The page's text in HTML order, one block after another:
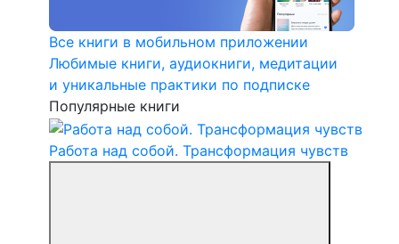
Все книги в мобильном приложении
Любимые книги, аудиокниги, медитации
и уникальные практики по подписке
Популярные книги
Работа над собой. Трансформация чувств